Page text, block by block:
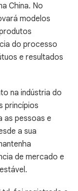
China. No
modelos
do processo
e resultados
na indústria do
princípios
as pessoas e
a sua
de mercado e